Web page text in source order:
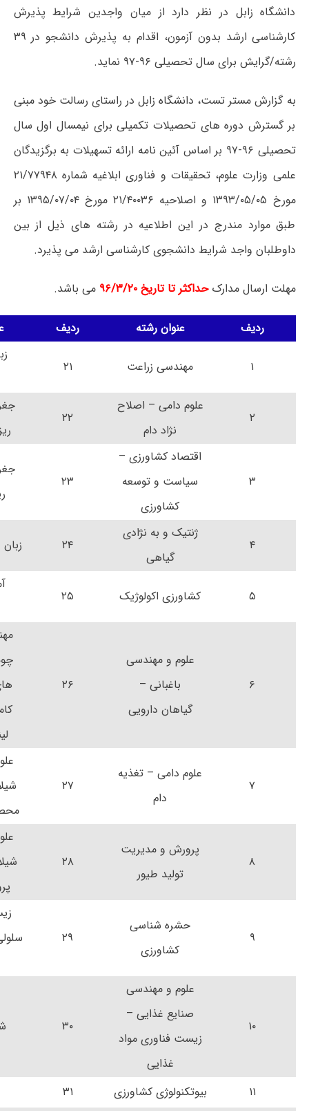
دانشگاه زابل در نظر دارد از میان واجدین شرایط پذیرش
کارشناسی ارشد بدون آزمون، اقدام به پذیرش دانشجو در ۳۹
رشته/گرایش برای سال تحصیلی ۹۶-۹۷ نماید.
به گزارش مستر تست، دانشگاه زابل در راستای رسالت خود مبنی
بر گسترش دوره های تحصیلات تکمیلی برای نیمسال اول سال
تحصیلی ۹۶-۹۷ بر اساس آئین نامه ارائه تسهیلات به برگزیدگان
علمی وزارت علوم، تحقیقات و فناوری ابلاغیه شماره ۲۱/۷۷۹۴۸
مورخ ۱۳۹۳/۰۵/۰۵ و اصلاحیه ۲۱/۴۰۰۳۶ مورخ ۱۳۹۵/۰۷/۰۴ بر
طبق موارد مندرج در این اطلاعیه در رشته های ذیل از بین
داوطلبان واجد شرایط دانشجوی کارشناسی ارشد می پذیرد.
مهلت ارسال مدارکحداکثر تا تاریخ ۹۶/۳/۲۰ می باشد.
ردیف عنوان رشته ردیف
۱ مهندسی زراعت ۲۱
۲
علوم دامی – اصلاح
نژاد دام
۲۲
۳
اقتصاد کشاورزی –
سیاست و توسعه
کشاورزی
۲۳
۴
ژنتیک و به نژادی
گیاهی
۲۴
۵ کشاورزی اکولوژیک ۲۵
۶
علوم و مهندسی
باغبانی –
گیاهان دارویی
۲۶
۷
علوم دامی – تغذیه
دام
۲۷
۸
پرورش و مدیریت
تولید طیور
۲۸
۹
حشره شناسی
کشاورزی
۲۹
۱۰
علوم و مهندسی
صنایع غذایی –
زیست فناوری مواد
غذایی
۳۰
۱۱ بیوتکنولوژی کشاورزی ۳۱